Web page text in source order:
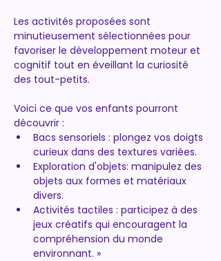
Les activités proposées sont
minutieusement sélectionnées pour
favoriser le développement moteur et
cognitif tout en éveillant la curiosité
des tout-petits.
Voici ce que vos enfants pourront
découvrir :
﻿﻿Bacs sensoriels : plongez vos doigts
curieux dans des textures variées.
﻿﻿Exploration d'objets: manipulez des
objets aux formes et matériaux
divers.
﻿﻿Activités tactiles : participez à des
jeux créatifs qui encouragent la
compréhension du monde
environnant. »